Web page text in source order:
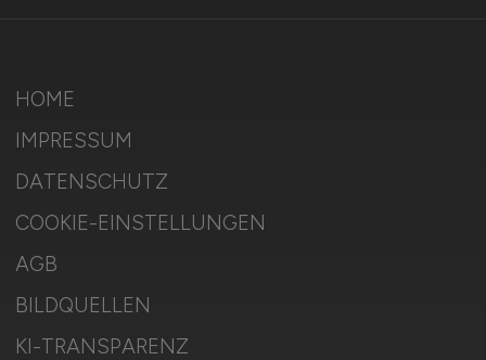
HOME
IMPRESSUM
DATENSCHUTZ
COOKIE-EINSTELLUNGEN
AGB
BILDQUELLEN
KI-TRANSPARENZ